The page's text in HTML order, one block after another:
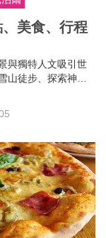
美食、行程
與獨特人文吸引世
山徒步、探索神秘